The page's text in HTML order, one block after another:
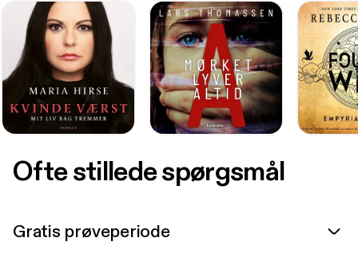
Ofte stillede spørgsmål
Gratis prøveperiode